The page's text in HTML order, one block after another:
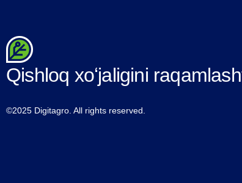
Qishloq xoʻjaligini
©2025 Digitagro. All rights reserved.